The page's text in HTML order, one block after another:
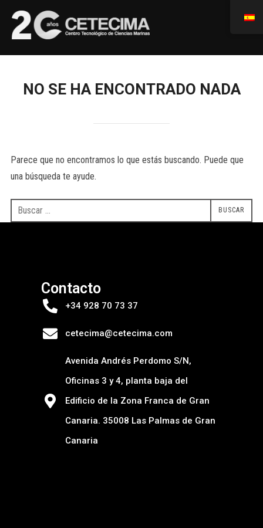
NO SE HA ENCONTRADO NADA
Parece que no encontramos lo que estás buscando. Puede que
una búsqueda te ayude.
BUSCAR
Contacto
+34 928 70 73 37
cetecima@cetecima.com
Avenida Andrés Perdomo S/N,
Oficinas 3 y 4, planta baja del
Edificio de la Zona Franca de Gran
Canaria. 35008 Las Palmas de Gran
Canaria